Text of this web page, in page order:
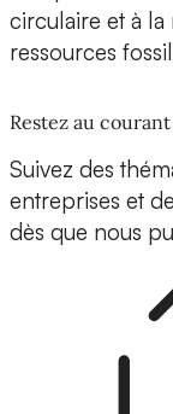
circulaire et à
ressources
Restez au
Suivez des
entreprises et
dès que nous